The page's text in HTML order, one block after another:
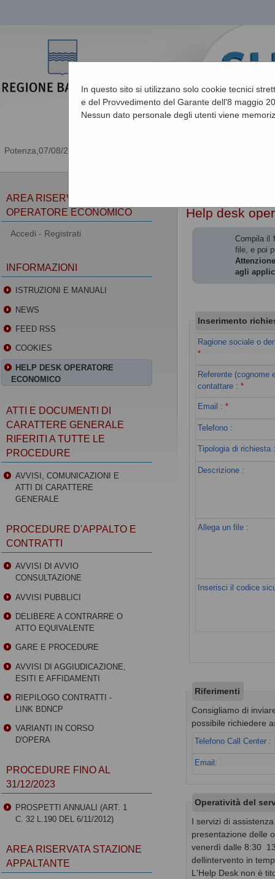
07/08/2026 08:56
In questo sito si utilizzano solo cookie tecnici
e del Provvedimento del Garante dell'8 maggio
Nessun dato personale degli utenti viene
Help desk
Compila il
file, e poi
agli
Inserimento
Ragione sociale o
*
Referente (cognome
contattare :*
Email :*
Telefono :
Tipologia di richiesta
Descrizione :
Allega un file :
Inserisci il codice
Riferimenti
Consigliamo di
possibile richiedere
Telefono Call Center :
Email:
Operatività del
I servizi di
presentazione delle
venerdì dalle 8:30 
dellintervento in
L'Help Desk non è
AREA RISERVATA
OPERATORE ECONOMICO
Accedi - Registrati
INFORMAZIONI
ISTRUZIONI E MANUALI
NEWS
FEED RSS
COOKIES
HELP DESK OPERATORE
ECONOMICO
ATTI E DOCUMENTI DI
CARATTERE GENERALE
RIFERITI A TUTTE LE
PROCEDURE
AVVISI, COMUNICAZIONI E
ATTI DI CARATTERE
GENERALE
PROCEDURE D'APPALTO E
CONTRATTI
AVVISI DI AVVIO
CONSULTAZIONE
AVVISI PUBBLICI
DELIBERE A CONTRARRE O
ATTO EQUIVALENTE
GARE E PROCEDURE
AVVISI DI AGGIUDICAZIONE,
ESITI E AFFIDAMENTI
RIEPILOGO CONTRATTI -
LINK BDNCP
VARIANTI IN CORSO
D'OPERA
PROCEDURE FINO AL
31/12/2023
PROSPETTI ANNUALI (ART. 1
C. 32 L.190 DEL 6/11/2012)
AREA RISERVATA STAZIONE
APPALTANTE